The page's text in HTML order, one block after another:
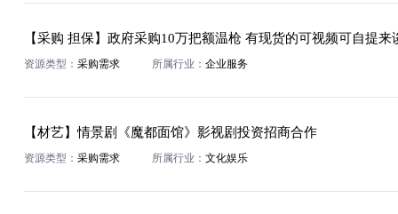
【采购 担保】政府采购10万把额温枪 有现货的可视频可自提来
资源类型： 采购需求 所属行业： 企业服务
【材艺】情景剧《魔都面馆》影视剧投资招商合作
资源类型： 采购需求 所属行业： 文化娱乐